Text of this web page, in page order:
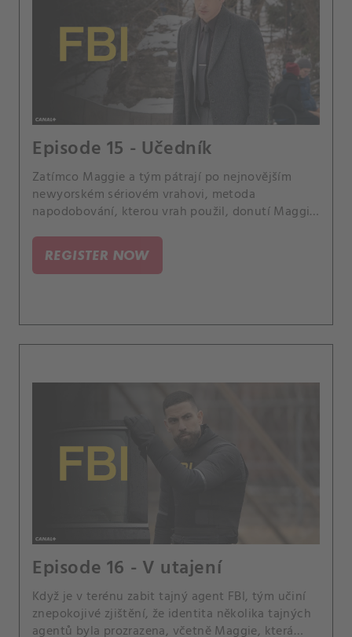
Episode 15 - Učedník
Zatímco Maggie a tým pátrají po nejnovějším
newyorském sériovém vrahovi, metoda
napodobování, kterou vrah použil, donutí Maggie
slashera, kterého poslala za mříže.
REGISTER NOW
Episode 16 - V utajení
Když je v terénu zabit tajný agent FBI, tým učiní
znepokojivé zjištění, že identita několika tajných
agentů byla prozrazena, včetně Maggie, která